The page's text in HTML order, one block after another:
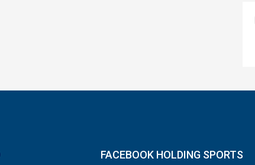
FACEBOOK HOLDING SPORTS